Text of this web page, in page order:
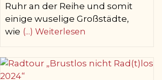
Ruhr an der Reihe und somit
einige wuselige Großstädte,
wie (...) Weiterlesen